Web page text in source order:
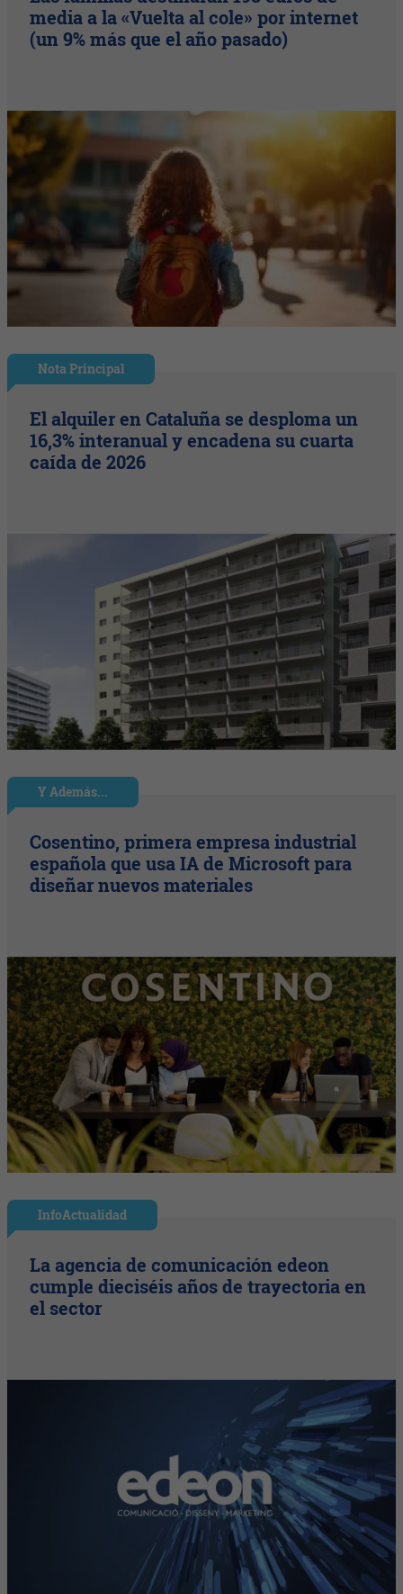
media a la «Vuelta al cole» por internet
(un 9% más que el año pasado)
Nota Principal
El alquiler en Cataluña se desploma un
16,3% interanual y encadena su cuarta
caída de 2026
Y Además...
Cosentino, primera empresa industrial
española que usa IA de Microsoft para
diseñar nuevos materiales
InfoActualidad
La agencia de comunicación edeon
cumple dieciséis años de trayectoria en
el sector